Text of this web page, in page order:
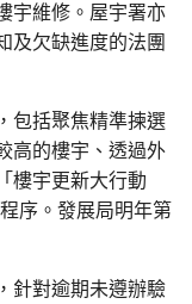
宇維修。屋宇署亦
及欠缺進度的法團
包括聚焦精準揀選
高的樓宇、透過外
樓宇更新大行動
序。發展局明年第
針對逾期未遵辦驗